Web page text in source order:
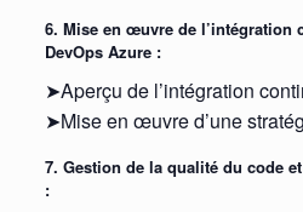
6. Mise en œuvre de l’intégration
DevOps Azure :
➤Aperçu de l’intégration
➤Mise en œuvre d’une
7. Gestion de la qualité du code
: